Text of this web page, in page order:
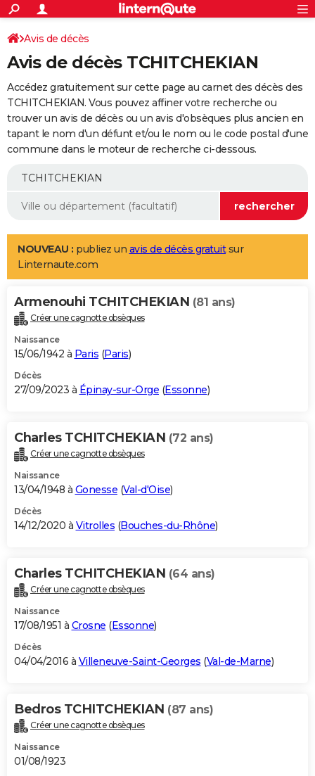
ACTUALITÉS
Politique
Société
Faits Divers
Education
Monde
Villes
+
SPORT
Coupe du monde 2026
Football
Tennis
Cyclisme
Rugby
Forum
Programme TV
TNT
Streaming
Cinéma
Sorties cinéma
Musique
+
FINANCE
Retraite
Epargne
Immobilier
Risques naturels par ville
Assurance
AUTO
Essais
Réserver un essai
Citadines
Berlines
SUV
Forum auto
+
Mobiles
Meilleur smartphone
Internet
Ordinateurs
Jeux vidéo
Guide high-tech
Aménagement intérieur
LIFESTYLE
Art de vivre
Bien-être
Loisirs
Mode
Modes de vie
Alimentation
Guide de la santé
Maladies
Médicaments
Sommeil
VOYAGE
Destinations
City break
Voyage nature
Voyage de noces
Forum
Climat
+PHOTO
GUIDES D'ACHAT
BONS PLANS
Carte de Noël
Carte Bonne année
Carte Saint-Valentin
Carte Pâques
Carte d'anniversaire
DICTIONNAIRE
Dictionnaire
Biographies
Citations
Expressions
Proverbes
PROGRAMME TV
S'inscrire
Se connecter
Lycées
Collèges
Primaires
Universités
Entreprises
Service militaire
Avis de recherche
AVIS DE DÉCÈS
Bricolage
Lifestyle
Culture
Sport
Auto
Television
Voyage
Cinema
Avis de décès
Avis de décès TCHITCHEKIAN
Accédez gratuitement sur cette page au carnet des décès des
TCHITCHEKIAN. Vous pouvez affiner votre recherche ou
trouver un avis de décès ou un avis d'obsèques plus ancien en
tapant le nom d'un défunt et/ou le nom ou le code postal d'une
commune dans le moteur de recherche ci-dessous.
NOUVEAU : publiez un avis de décès gratuitsur
Linternaute.com
Armenouhi TCHITCHEKIAN (81 ans)
Créer une cagnotte obsèques
Naissance
15/06/1942 à Paris (Paris)
Décès
27/09/2023 à Épinay-sur-Orge (Essonne)
Charles TCHITCHEKIAN (72 ans)
Créer une cagnotte obsèques
Naissance
13/04/1948 à Gonesse (Val-d'Oise)
Décès
14/12/2020 à Vitrolles (Bouches-du-Rhône)
Charles TCHITCHEKIAN (64 ans)
Créer une cagnotte obsèques
Naissance
17/08/1951 à Crosne (Essonne)
Décès
04/04/2016 à Villeneuve-Saint-Georges (Val-de-Marne)
Bedros TCHITCHEKIAN (87 ans)
Créer une cagnotte obsèques
Naissance
01/08/1923